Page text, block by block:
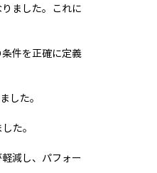
ました。これに
件を正確に定義
した。
た。
減し、パフォー